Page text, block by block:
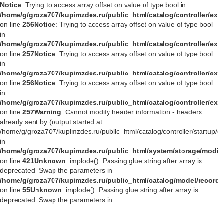
Notice: Trying to access array offset on value of type bool in
/home/g/groza707/kupimzdes.ru/public_html/catalog/controller/
on line 256Notice: Trying to access array offset on value of type bool
in
/home/g/groza707/kupimzdes.ru/public_html/catalog/controller/
on line 257Notice: Trying to access array offset on value of type bool
in
/home/g/groza707/kupimzdes.ru/public_html/catalog/controller/
on line 256Notice: Trying to access array offset on value of type bool
in
/home/g/groza707/kupimzdes.ru/public_html/catalog/controller/
on line 257Warning: Cannot modify header information - headers
already sent by (output started at
/home/g/groza707/kupimzdes.ru/public_html/catalog/controller/
in
/home/g/groza707/kupimzdes.ru/public_html/system/storage/
on line 421Unknown: implode(): Passing glue string after array is
deprecated. Swap the parameters in
/home/g/groza707/kupimzdes.ru/public_html/catalog/model/
on line 55Unknown: implode(): Passing glue string after array is
deprecated. Swap the parameters in